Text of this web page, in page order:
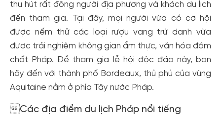
thu hút rất đông người địa phương và khách du lịch
đến tham gia. Tại đây, mọi người vừa có cơ hội
được nếm thử các loại rượu vang trứ danh vừa
được trải nghiệm không gian ẩm thực, văn hóa đậm
chất Pháp. Để tham gia lễ hội độc đáo này, bạn
hãy đến với thành phố Bordeaux, thủ phủ của vùng
Aquitaine nằm ở phía Tây nước Pháp.
Các địa điểm du lịch Pháp nổi tiếng